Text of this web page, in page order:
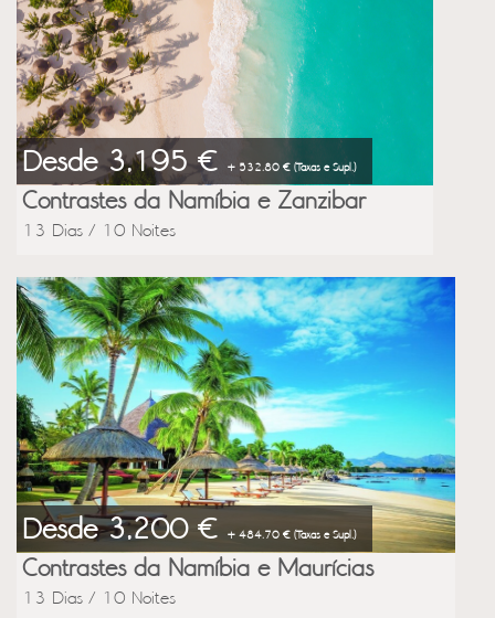
Desde 3,195 € + 532.80 € (Taxas e Supl.)
Contrastes da Namíbia e Zanzibar
13 Dias / 10 Noites
Desde 3,200 € + 484.70 € (Taxas e Supl.)
Contrastes da Namíbia e Maurícias
13 Dias / 10 Noites